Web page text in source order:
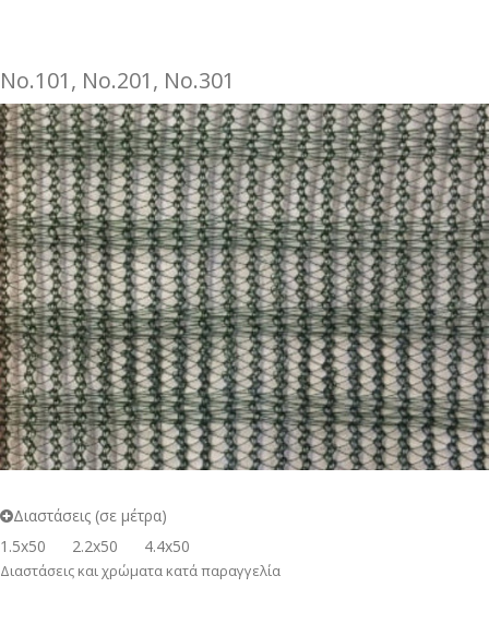
Νo.101, Νo.201, Νo.301
Διαστάσεις (σε μέτρα)
1.5x50
2.2x50 4.4x50
Διαστάσεις και χρώματα κατά παραγγελία